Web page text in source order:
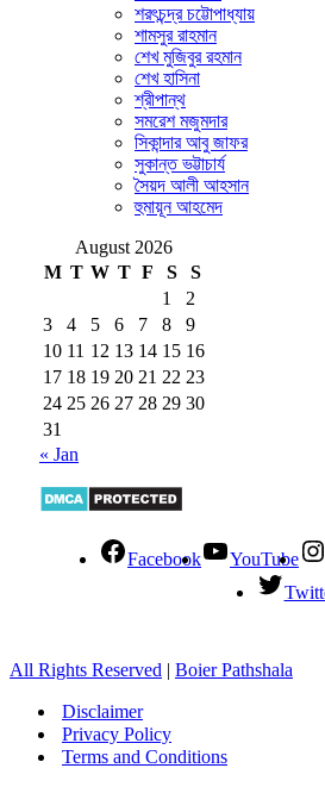
শরৎচন্দ্র চট্টোপাধ্যায়
শামসুর রাহমান
শেখ মুজিবুর রহমান
শেখ হাসিনা
শ্রীপান্থ
সমরেশ মজুমদার
সিকান্দার আবু জাফর
সুকান্ত ভট্টাচার্য
সৈয়দ আলী আহসান
হুমায়ূন আহমেদ
August 2026
M T W T F S
S
1
2
3
4 5 6 7 8
9
10 11 12 13 14 15 16
17 18 19 20 21 22 23
24 25 26 27 28 29 30
31
« Jan
Facebook YouTube
All Rights Reserved | Boier Pathshala
Disclaimer
Privacy Policy
Terms and Conditions